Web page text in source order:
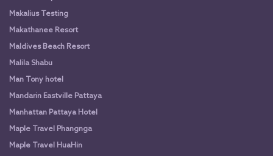
Makalius Testing
Makathanee Resort
Maldives Beach Resort
Malila Shabu
Man Tony hotel
Mandarin Eastville Pattaya
Manhattan Pattaya Hotel
Maple Travel Phangnga
Maple Travel HuaHin